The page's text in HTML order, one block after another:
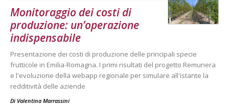
Monitoraggio dei costi di
produzione: un’operazione
indispensabile
Presentazione dei costi di produzione delle principali specie
frutticole in Emilia-Romagna. I primi risultati del progetto Remunera
e l'evoluzione della webapp regionale per simulare all'istante la
redditività delle aziende
Di Valentina Marrassini